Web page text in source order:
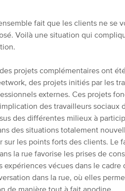
fait que les clients ne se
Voilà une situation qui
projets complémentaires ont
des projets initiés par les
externes. Ces projets
des travailleurs sociaux
des différentes milieux à
des situations totalement
les points forts des clients. Le
la rue favorise les prises de
vécues dans le cadre
dans la rue, où elles
de manière tout à fait anodine.